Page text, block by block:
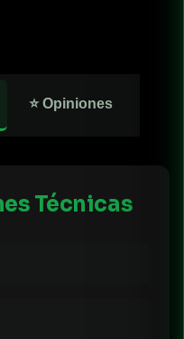
⭐ Opiniones
Técnicas